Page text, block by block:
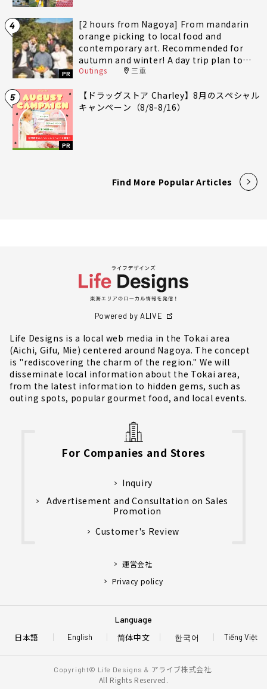
4
PR
[2 hours from Nagoya] From mandarin
orange picking to local food and
contemporary art. Recommended for
autumn and winter! A day trip plan to
fully enjoy Minami-Ise Town
Outings 三重
5
PR
【ドラッグストア Charley】8月のスペシャル
キャンペーン（8/8-8/16）
Find More Popular Articles
Powered by ALIVE
Life Designs is a local web media in the Tokai area
(Aichi, Gifu, Mie) centered around Nagoya. The concept
is "rediscovering the charm of the region." We will
disseminate local information about the Tokai area,
from the latest information to hidden gems, such as
outing spots, popular gourmet food, and local events.
For Companies and Stores
Inquiry
Advertisement and Consultation on Sales
Promotion
Customer's Review
運営会社
Privacy policy
Language
日本語 English Tiếng Việt
简体中文 한국어
Copyright© Life Designs & アライブ株式会社.
All Rights Reserved.